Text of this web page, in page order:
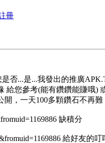
冊
否...是...我發出的推廣
給您參考(能有鑽鑽能賺哦)
開，一天100多顆鑽石不再難
缺積分
給好友的叮